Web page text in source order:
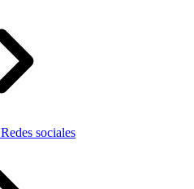
Redes sociales